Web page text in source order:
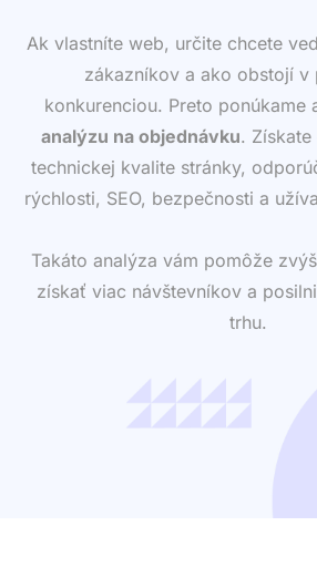
Ak vlastníte web, určite chcete
zákazníkov a ako obstojí v
konkurenciou. Preto ponúkame
analýzu na objednávku.
technickej kvalite stránky,
rýchlosti, SEO, bezpečnosti a
Takáto analýza vám pomôže
získať viac návštevníkov a
trhu.